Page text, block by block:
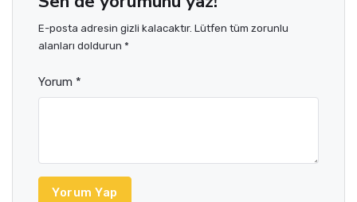
E-posta adresin gizli kalacaktır. Lütfen tüm zorunlu
alanları doldurun *
Yorum *
Yorum Yap